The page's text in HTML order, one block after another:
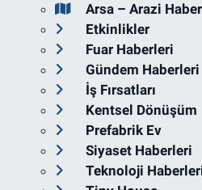
Arsa – Arazi
Etkinlikler
Fuar Haberleri
Gündem Haberleri
İş Fırsatları
Kentsel Dönüşüm
Prefabrik Ev
Siyaset Haberleri
Teknoloji